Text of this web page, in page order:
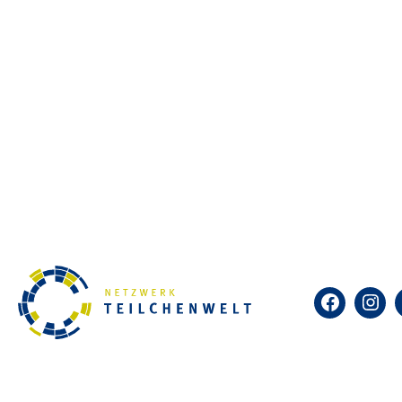
Facebook
Mit diesen Experimenten lassen sich
auswerten. Die Experimente können
In Nebelkammern werden